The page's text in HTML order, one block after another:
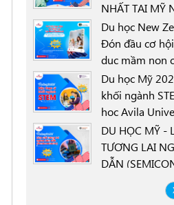
NHẤT TẠI MỸ
Du học New
Đón đầu cơ
dục mầm non
New Zealand
College NZTC
Du học Mỹ
khối ngành
học Avila
Goodyear,
0000-00-00
DU HỌC MỸ -
TƯƠNG LAI
DẪN
CÙNG ĐẠI
STATE